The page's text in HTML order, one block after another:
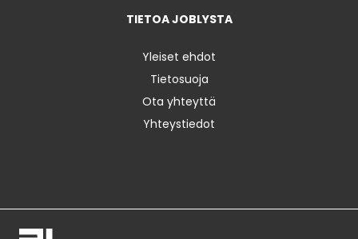
TIETOA JOBLYSTA
Yleiset ehdot
Tietosuoja
Ota yhteyttä
Yhteystiedot